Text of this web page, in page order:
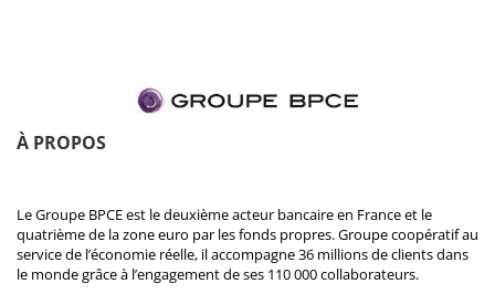
À PROPOS
Le Groupe BPCE est le deuxième acteur bancaire en France et le
quatrième de la zone euro par les fonds propres. Groupe coopératif au
service de l’économie réelle, il accompagne 36 millions de clients dans
le monde grâce à l’engagement de ses 110 000 collaborateurs.